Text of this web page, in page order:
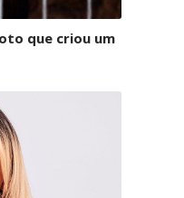
que criou um